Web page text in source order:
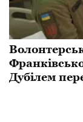
Дубілем